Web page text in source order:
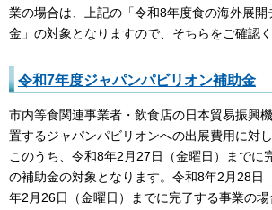
業の場合は、上記の「令和8年度食の海外展開
金」の対象となりますので、そちらをご確認く
令和7年度ジャパンパビリオン補助金
市内等食関連事業者・飲食店の日本貿易振興
置するジャパンパビリオンへの出展費用に対
このうち、令和8年2月27日（金曜日）までに
の補助金の対象となります。令和8年2月28日
年2月26日（金曜日）までに完了する事業の